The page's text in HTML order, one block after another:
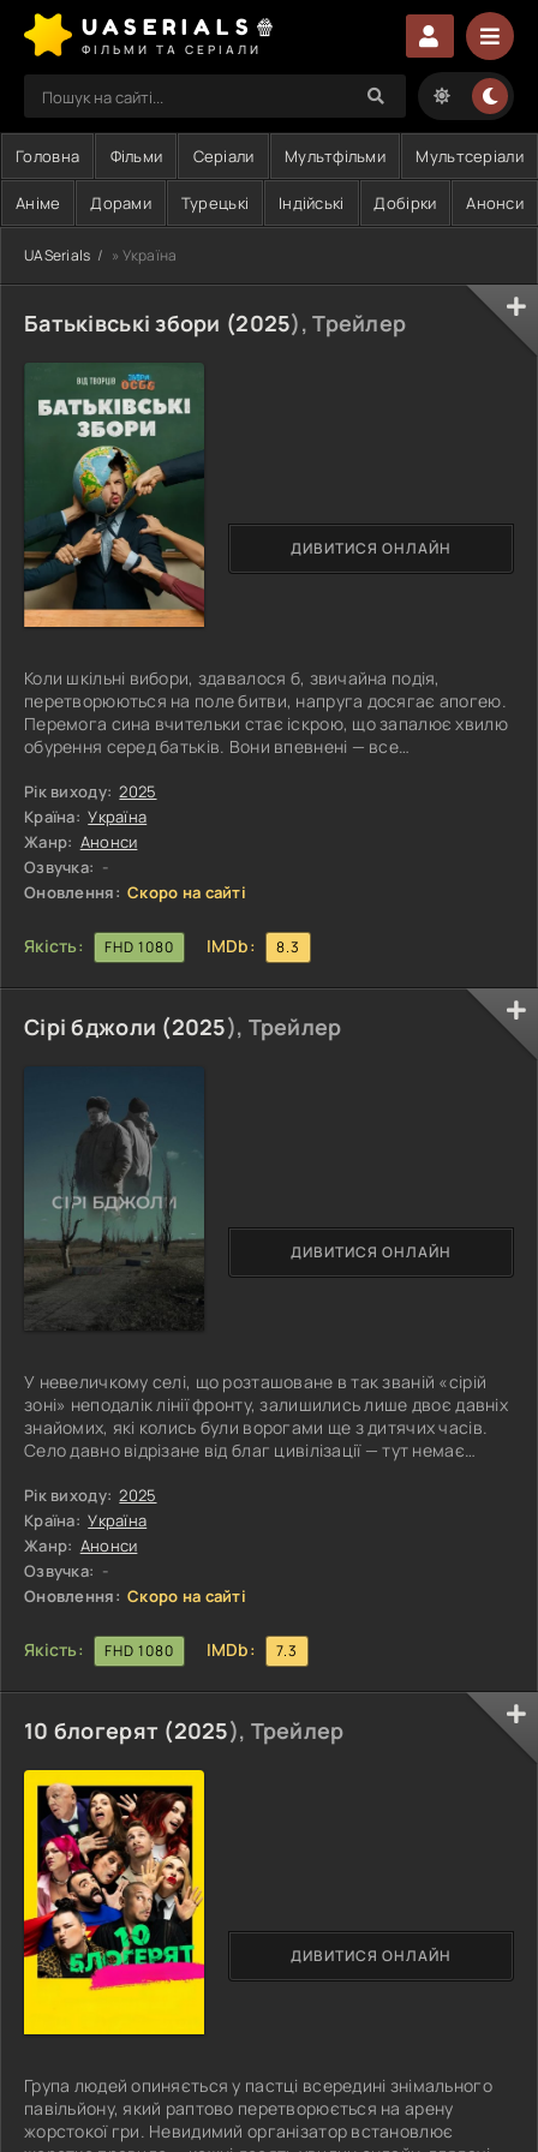
UASERIALS🍿
ФІЛЬМИ ТА СЕРІАЛИ
Головна Фільми Серіали Мультфільми Мультсеріали
Аніме Дорами Турецькі Індійські Добірки Анонси
UASerials » Україна
Батьківські збори (2025), Трейлер
Коли шкільні вибори, здавалося б, звичайна подія,
перетворюються на поле битви, напруга досягає апогею.
Перемога сина вчительки стає іскрою, що запалює хвилю
обурення серед батьків. Вони впевнені — все
збори, скликані для з’ясування ситуації, швидко
перетворюються на гарячі дебати, де кожен намагається
довести свою правоту, не шкодуючи емоцій і звинувачень.
Та за гнівом і образами поступово починає
вимальовуватись глибша правда. Випливають на
Рік виходу: 2025
Країна: Україна
Жанр: Анонси
Озвучка: -
Оновлення: Скоро на сайті
Якість: FHD 1080 IMDb: 8.3
ДИВИТИСЯ ОНЛАЙН
Сірі бджоли (2025), Трейлер
У невеличкому селі, що розташоване в так званій «сірій
зоні» неподалік лінії фронту, залишились лише двоє давніх
знайомих, які колись були ворогами ще з дитячих часів.
Село давно відрізане від благ цивілізації — тут немає
вибухів або випадковими обстрілами, а візити озброєних
незнайомців стали сумною буденністю. Попри всі
небезпеки, ці двоє сусідів-пенсіонерів намагаються жити
як можуть, тримаючись за звичну рутину — працюють на
городі, обідають,
Рік виходу: 2025
Країна: Україна
Жанр: Анонси
Озвучка: -
Оновлення: Скоро на сайті
Якість: FHD 1080 IMDb: 7.3
ДИВИТИСЯ ОНЛАЙН
10 блогерят (2025), Трейлер
Група людей опиняється у пастці всередині знімального
павільйону, який раптово перетворюється на арену
жорстокої гри. Невидимий організатор встановлює
ДИВИТИСЯ ОНЛАЙН